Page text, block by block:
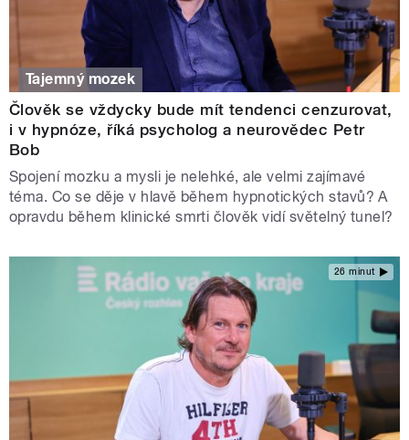
Tajemný mozek
Člověk se vždycky bude mít tendenci cenzurovat,
i v hypnóze, říká psycholog a neurovědec Petr
Bob
Spojení mozku a mysli je nelehké, ale velmi zajímavé
téma. Co se děje v hlavě během hypnotických stavů? A
opravdu během klinické smrti člověk vidí světelný tunel?
26 minut